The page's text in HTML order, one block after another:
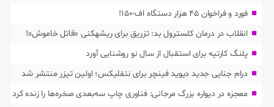
فورد و فراخوان ۴۵ هزار دستگاه اف-۱۵۰!
انقلاب در درمان کلسترول بد: تزریق برای ریشهکنی «قاتل خاموش»!
پلنگ کارتیه برای استقبال از سال نو روشنایی آورد
درام جنایی جدید دیوید فینچر برای نتفلیکس؛ اولین تیزر منتشر شد
معجزه در دیواره بزرگ مرجانی: فناوری چاپ سه‌بعدی صخره‌ها را زنده کرد